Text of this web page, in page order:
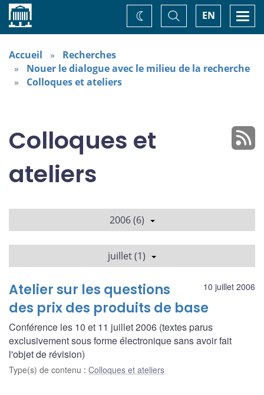
Accueil EN
Basculer
la
recherche
Changez
de
Accueil
Recherches
Nouer le dialogue avec le milieu de la recherche
Colloques et ateliers
Colloques et
ateliers
2006 (6)
juillet (1)
10 juillet 2006
Atelier sur les questions
des prix des produits de base
Conférence les 10 et 11 juillet 2006 (textes parus
exclusivement sous forme électronique sans avoir fait
l'objet de révision)
Type(s) de contenu : Colloques et ateliers